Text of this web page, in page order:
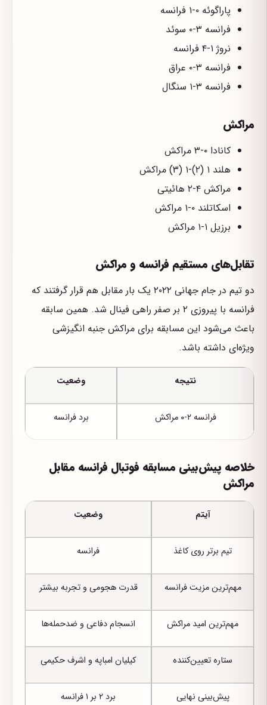
پاراگوئه ۰-۱ فرانسه
فرانسه ۳-۰ سوئد
نروژ ۱-۴ فرانسه
فرانسه ۳-۰ عراق
فرانسه ۳-۱ سنگال
مراکش
کانادا ۰-۳ مراکش
هلند ۱ (۲)-۱ (۳) مراکش
مراکش ۴-۲ هائیتی
اسکاتلند ۰-۱ مراکش
برزیل ۱-۱ مراکش
تقابل‌های مستقیم فرانسه و مراکش
دو تیم در جام جهانی ۲۰۲۲ یک بار مقابل هم قرار گرفتند که
فرانسه با پیروزی ۲ بر صفر راهی فینال شد. همین سابقه
باعث می‌شود این مسابقه برای مراکش جنبه انگیزشی
ویژه‌ای داشته باشد.
نتیجه وضعیت
فرانسه ۲-۰ مراکش برد فرانسه
خلاصه پیش‌بینی مسابقه فوتبال فرانسه مقابل
مراکش
آیتم وضعیت
تیم برتر روی کاغذ فرانسه
مهم‌ترین مزیت فرانسه قدرت هجومی و تجربه بیشتر
مهم‌ترین امید مراکش انسجام دفاعی و ضدحمله‌ها
ستاره تعیین‌کننده کیلیان امباپه و اشرف حکیمی
پیش‌بینی نهایی برد ۲ بر ۱ فرانسه